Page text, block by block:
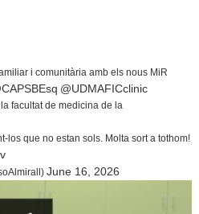
i comunitària amb els nous MiR
@UDMAFICclinic
facultat de medicina de la
los que no estan sols. Molta sort a tothom!
June 16, 2026